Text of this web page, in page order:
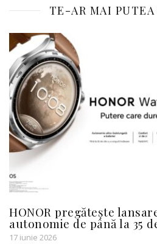
TE-AR MAI PUTEA
HONOR pregătește
autonomie de până la 35
17 iunie 2026